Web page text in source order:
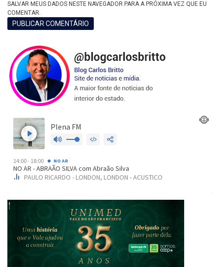
SALVAR MEUS DADOS NESTE NAVEGADOR PARA A PRÓXIMA VEZ QUE EU
COMENTAR.